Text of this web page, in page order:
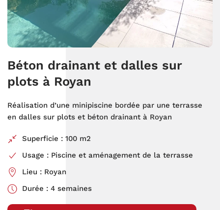
Béton drainant et dalles sur
plots à Royan
Réalisation d’une minipiscine bordée par une terrasse
en dalles sur plots et béton drainant à Royan
Superficie : 100 m2
Usage : Piscine et aménagement de la terrasse
Lieu : Royan
Durée : 4 semaines